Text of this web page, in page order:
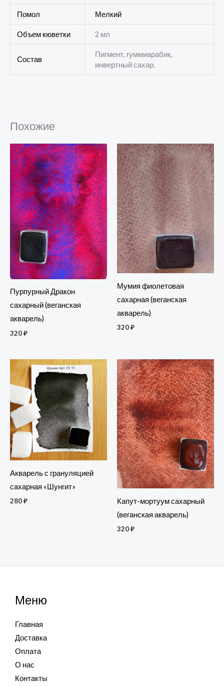
Помол Мелкий
Объем кюветки 2 мл
Состав
Пигмент, гуммиарабик,
инвертный сахар.
Похожие
Пурпурный Дракон
сахарный (веганская
акварель)
320₽
Мумия фиолетовая
сахарная (веганская
акварель)
320₽
Акварель с грануляцией
сахарная «Шунгит»
280₽
Капут-мортуум сахарный
(веганская акварель)
320₽
Меню
Главная
Доставка
Оплата
О нас
Контакты